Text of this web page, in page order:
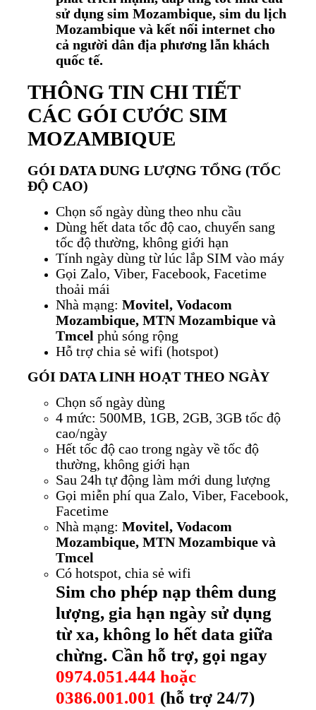
sử dụng sim Mozambique, sim du lịch
Mozambique và kết nối internet cho
cả người dân địa phương lẫn khách
quốc tế.
THÔNG TIN CHI TIẾT
CÁC GÓI CƯỚC SIM
MOZAMBIQUE
GÓI DATA DUNG LƯỢNG TỔNG (TỐC
ĐỘ CAO)
Chọn số ngày dùng theo nhu cầu
Dùng hết data tốc độ cao, chuyển sang
tốc độ thường, không giới hạn
Tính ngày dùng từ lúc lắp SIM vào máy
Gọi Zalo, Viber, Facebook, Facetime
thoải mái
Nhà mạng: Movitel, Vodacom
Mozambique, MTN Mozambique và
Tmcel phủ sóng rộng
Hỗ trợ chia sẻ wifi (hotspot)
GÓI DATA LINH HOẠT THEO NGÀY
Chọn số ngày dùng
4 mức: 500MB, 1GB, 2GB, 3GB tốc độ
cao/ngày
Hết tốc độ cao trong ngày về tốc độ
thường, không giới hạn
Sau 24h tự động làm mới dung lượng
Gọi miễn phí qua Zalo, Viber, Facebook,
Facetime
Nhà mạng: Movitel, Vodacom
Mozambique, MTN Mozambique và
Tmcel
Có hotspot, chia sẻ wifi
Sim cho phép nạp thêm dung
lượng, gia hạn ngày sử dụng
từ xa, không lo hết data giữa
chừng. Cần hỗ trợ, gọi ngay
0974.051.444 hoặc
0386.001.001 (hỗ trợ 24/7)